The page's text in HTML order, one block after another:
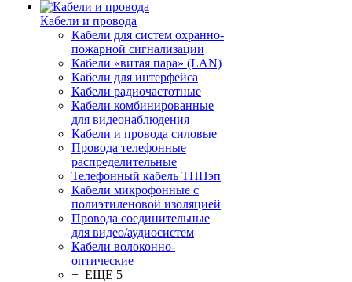
Кабели и провода
Кабели для систем охранно-
пожарной сигнализации
Кабели «витая пара» (LAN)
Кабели для интерфейса
Кабели радиочастотные
Кабели комбинированные
для видеонаблюдения
Кабели и провода силовые
Провода телефонные
распределительные
Телефонный кабель ТППэп
Кабели микрофонные с
полиэтиленовой изоляцией
Провода соединительные
для видео/аудиосистем
Кабели волоконно-
оптические
+ ЕЩЕ 5